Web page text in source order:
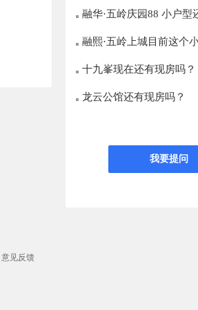
融华·五岭庆园88 小户型
融熙·五岭上城目前这个
十九峯现在还有现房吗？
龙云公馆还有现房吗？
我要提问
意见反馈